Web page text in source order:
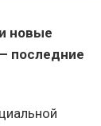
новые
последние